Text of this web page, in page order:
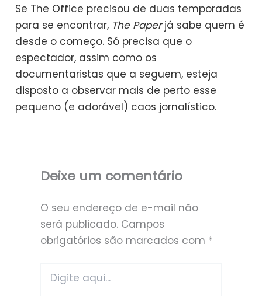
Se The Office precisou de duas temporadas
para se encontrar, The Paperjá sabe quem é
desde o começo. Só precisa que o
espectador, assim como os
documentaristas que a seguem, esteja
disposto a observar mais de perto esse
pequeno (e adorável) caos jornalístico.
Deixe um comentário
O seu endereço de e-mail não
será publicado. Campos
obrigatórios são marcados com *
aqui...